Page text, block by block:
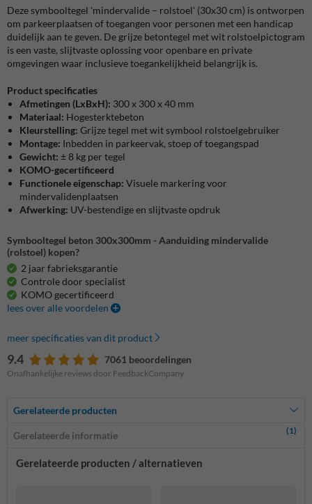
Deze symbooltegel 'mindervalide – rolstoel' (30x30 cm) is ontworpen
om parkeerplaatsen of toegangen voor personen met een handicap
duidelijk aan te geven. De grijze betontegel met wit rolstoelpictogram
is een vaste, slijtvaste oplossing voor openbare en private
omgevingen waar inclusieve toegankelijkheid belangrijk is.
Product specificaties
Afmetingen (LxBxH): 300 x 300 x 40 mm
Materiaal: Hogesterktebeton
Kleurstelling: Grijze tegel met wit symbool rolstoelgebruiker
Montage: Inbedden in parkeervak, stoep of toegangspad
Gewicht: ± 8 kg per tegel
KOMO-gecertificeerd
Functionele eigenschap: Visuele markering voor
mindervalidenplaatsen
Afwerking: UV-bestendige en slijtvaste opdruk
Symbooltegel beton 300x300mm - Aanduiding mindervalide
(rolstoel) kopen?
2 jaar fabrieksgarantie
Controle door specialist
KOMO gecertificeerd
lees over alle voordelen
meer specificaties van dit product
9.4 7061 beoordelingen
Onafhankelijke reviews door FeedbackCompany
Gerelateerde producten
Gerelateerde informatie (1)
Gerelateerde producten / alternatieven